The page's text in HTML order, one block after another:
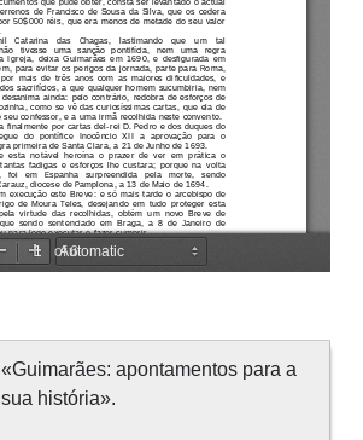
«Guimarães: apontamentos para a
sua história».